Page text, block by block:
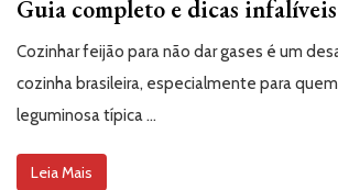
Guia completo e dicas infalíveis
Cozinhar feijão para não dar gases é um
cozinha brasileira, especialmente para
leguminosa típica …
Leia Mais